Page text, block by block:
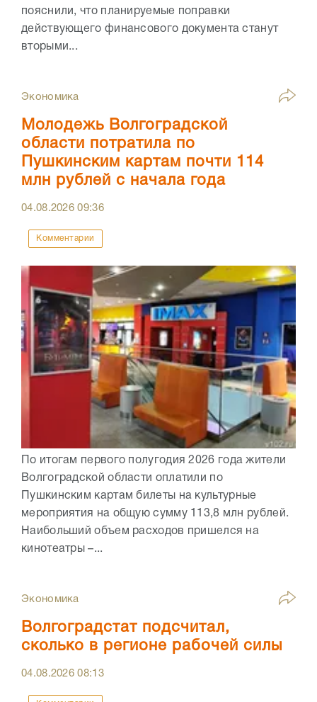
пояснили, что планируемые поправки
действующего финансового документа станут
вторыми...
Экономика
Молодежь Волгоградской
области потратила по
Пушкинским картам почти 114
млн рублей с начала года
04.08.202609:36
Комментарии
По итогам первого полугодия 2026 года жители
Волгоградской области оплатили по
Пушкинским картам билеты на культурные
мероприятия на общую сумму 113,8 млн рублей.
Наибольший объем расходов пришелся на
кинотеатры –...
Экономика
Волгоградстат подсчитал,
сколько в регионе рабочей силы
04.08.202608:13